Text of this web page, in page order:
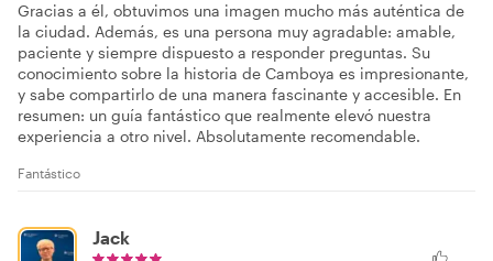
Gracias a él, obtuvimos una imagen mucho más auténtica de
la ciudad. Además, es una persona muy agradable: amable,
paciente y siempre dispuesto a responder preguntas. Su
conocimiento sobre la historia de Camboya es impresionante,
y sabe compartirlo de una manera fascinante y accesible. En
resumen: un guía fantástico que realmente elevó nuestra
experiencia a otro nivel. Absolutamente recomendable.
Fantástico
Jack